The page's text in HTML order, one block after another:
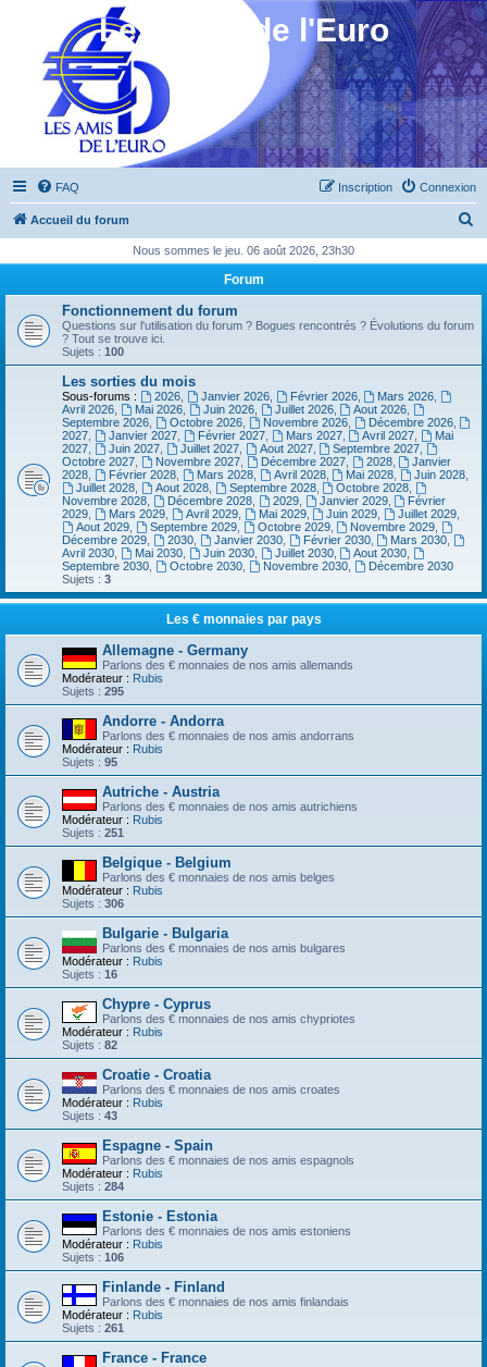
Les Amis de l'Euro
FAQ Connexion
Inscription
Accueil du forum
h
Nous sommes le jeu. 06 août 2026, 23h30
Forum
Fonctionnement du forum
Questions sur l'utilisation du forum ? Bogues rencontrés ? Évolutions du forum
? Tout se trouve ici.
Sujets : 100
Les sorties du mois
Sous-forums : 2026, Janvier 2026, Février 2026, Mars 2026
Avril 2026
Mai 2026, Juin 2026, Juillet 2026, Aout 2026
Septembre 2026
Octobre 2026, Novembre 2026, Décembre 2026,
2027
Janvier 2027, Février 2027, Mars 2027, Avril 2027
Mai
2027
Juin 2027, Juillet 2027, Aout 2027, Septembre 2027
Octobre 2027
Novembre 2027, Décembre 2027, 2028,
Janvier
2028
Février 2028, Mars 2028, Avril 2028, Mai 2028 Juin 2028
Juillet 2028, Aout 2028, Septembre 2028, Octobre 2028
Novembre 2028
Décembre 2028, 2029, Janvier 2029,
Février
2029
Mars 2029, Avril 2029, Mai 2029, Juin 2029 Juillet 2029
Aout 2029, Septembre 2029, Octobre 2029, Novembre 2029
Décembre 2029
2030, Janvier 2030, Février 2030, Mars 2030
Avril 2030
Mai 2030, Juin 2030, Juillet 2030, Aout 2030
Septembre 2030
Octobre 2030, Novembre 2030,
Décembre 2030
Sujets : 3
Les € monnaies par pays
Allemagne - Germany
Parlons des € monnaies de nos amis allemands
Modérateur : Rubis
Sujets : 295
Andorre - Andorra
Parlons des € monnaies de nos amis andorrans
Modérateur : Rubis
Sujets : 95
Autriche - Austria
Parlons des € monnaies de nos amis autrichiens
Modérateur : Rubis
Sujets : 251
Belgique - Belgium
Parlons des € monnaies de nos amis belges
Modérateur : Rubis
Sujets : 306
Bulgarie - Bulgaria
Parlons des € monnaies de nos amis bulgares
Modérateur : Rubis
Sujets : 16
Chypre - Cyprus
Parlons des € monnaies de nos amis chypriotes
Modérateur : Rubis
Sujets : 82
Croatie - Croatia
Parlons des € monnaies de nos amis croates
Modérateur : Rubis
Sujets : 43
Espagne - Spain
Parlons des € monnaies de nos amis espagnols
Modérateur : Rubis
Sujets : 284
Estonie - Estonia
Parlons des € monnaies de nos amis estoniens
Modérateur : Rubis
Sujets : 106
Finlande - Finland
Parlons des € monnaies de nos amis finlandais
Modérateur : Rubis
Sujets : 261
France - France